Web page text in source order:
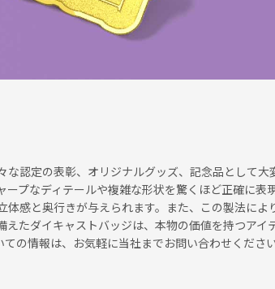
認定の表彰、オリジナルグッズ、記念品として大
プなディテールや複雑な形状を驚くほど正確に表
感と奥行きが与えられます。また、この製法によ
たダイキャストバッジは、本物の価値を持つアイ
の情報は、お気軽に当社までお問い合わせください